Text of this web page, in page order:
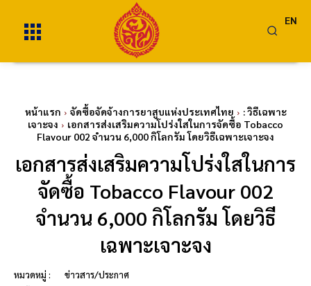
EN
หน้าแรก จัดซื้อจัดจ้างการยาสูบแห่งประเทศไทย
: วิธีเฉพาะ
เจาะจง
เอกสารส่งเสริมความโปร่งใสในการจัดซื้อ Tobacco
Flavour 002 จำนวน 6,000 กิโลกรัม โดยวิธีเฉพาะเจาะจง
เอกสารส่งเสริมความโปร่งใสในการ
จัดซื้อ Tobacco Flavour 002
จำนวน 6,000 กิโลกรัม โดยวิธี
เฉพาะเจาะจง
หมวดหมู่ :
ข่าวสาร/ประกาศ